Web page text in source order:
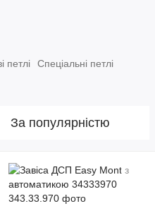
петлі Спеціальні петлі
За популярністю